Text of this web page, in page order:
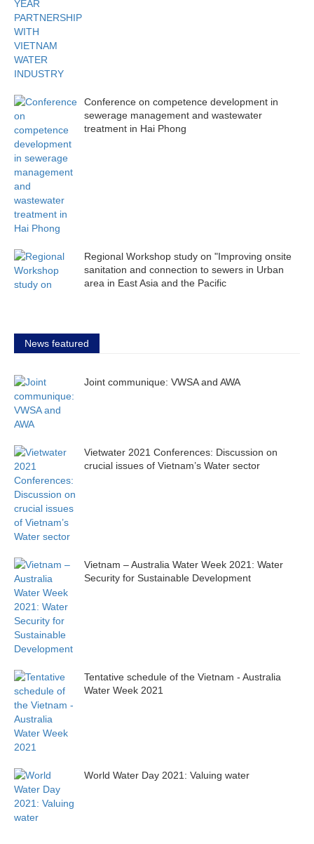
Conference on competence development in
sewerage management and wastewater
treatment in Hai Phong
Regional Workshop study on "Improving onsite
sanitation and connection to sewers in Urban
area in East Asia and the Pacific
News featured
Joint communique: VWSA and AWA
Vietwater 2021 Conferences: Discussion on
crucial issues of Vietnam’s Water sector
Vietnam – Australia Water Week 2021: Water
Security for Sustainable Development
Tentative schedule of the Vietnam - Australia
Water Week 2021
World Water Day 2021: Valuing water